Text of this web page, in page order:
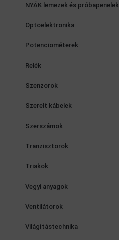
NYÁK lemezek és próbapenelek
Optoelektronika
Potenciométerek
Relék
Szenzorok
Szerelt kábelek
Szerszámok
Tranzisztorok
Triakok
Vegyi anyagok
Ventilátorok
Világítástechnika